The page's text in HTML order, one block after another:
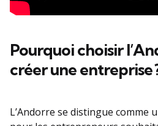
Pourquoi choisir
créer une entreprise
L’Andorre se distingue comme